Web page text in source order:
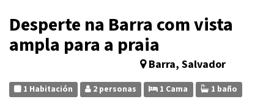
Desperte na Barra com vista
ampla para a praia
Barra, Salvador
1 Habitación 2 personas 1 Cama 1 baño